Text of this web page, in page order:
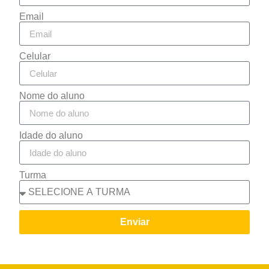
Email
Celular
Nome do aluno
Idade do aluno
Turma
Enviar